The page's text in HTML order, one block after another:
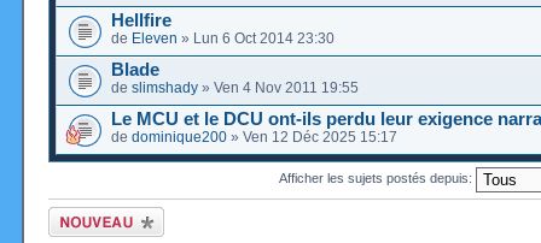
Hellfire
de Eleven » Lun 6 Oct 2014 23:30
Blade
de slimshady » Ven 4 Nov 2011 19:55
Le MCU et le DCU ont-ils perdu leur exigence
de dominique200 » Ven 12 Déc 2025 15:17
Afficher les sujets postés depuis:
Ecrire un nouveau
sujet